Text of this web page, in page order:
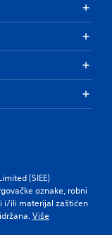
(SIEE)
oznake, robni
i/ili materijal zaštićen
Više